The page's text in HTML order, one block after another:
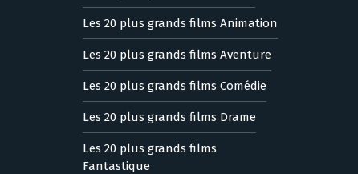
Les 20 plus grands films Animation
Les 20 plus grands films Aventure
Les 20 plus grands films Comédie
Les 20 plus grands films Drame
Les 20 plus grands films
Fantastique